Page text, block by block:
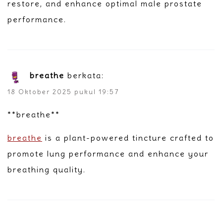
restore, and enhance optimal male prostate
performance.
breathe berkata:
18 Oktober 2025 pukul 19:57
** breathe**
breathe is a plant-powered tincture crafted to
promote lung performance and enhance your
breathing quality.